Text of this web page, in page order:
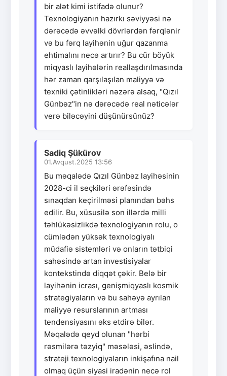
bir alət kimi istifadə olunur?
Texnologiyanın hazırkı səviyyəsi nə
dərəcədə əvvəlki dövrlərdən fərqlənir
və bu fərq layihənin uğur qazanma
ehtimalını necə artırır? Bu cür böyük
miqyaslı layihələrin reallaşdırılmasında
hər zaman qarşılaşılan maliyyə və
texniki çətinlikləri nəzərə alsaq, "Qızıl
Günbəz"in nə dərəcədə real nəticələr
verə biləcəyini düşünürsünüz?
Sadiq Şükürov
01.Avqust.2025 13:56
Bu məqalədə Qızıl Günbəz layihəsinin
2028-ci il seçkiləri ərəfəsində
sınaqdan keçirilməsi planından bəhs
edilir. Bu, xüsusilə son illərdə milli
təhlükəsizlikdə texnologiyanın rolu, o
cümlədən yüksək texnologiyalı
müdafiə sistemləri və onların tətbiqi
sahəsində artan investisiyalar
kontekstində diqqət çəkir. Belə bir
layihənin icrası, genişmiqyaslı kosmik
strategiyaların və bu sahəyə ayrılan
maliyyə resurslarının artması
tendensiyasını əks etdirə bilər.
Məqalədə qeyd olunan "hərbi
rəsmilərə təzyiq" məsələsi, əslində,
strateji texnologiyaların inkişafına nail
olmaq üçün siyasi iradənin necə rol